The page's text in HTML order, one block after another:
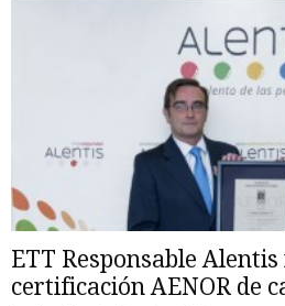
ETT Responsable
certificación AENOR de